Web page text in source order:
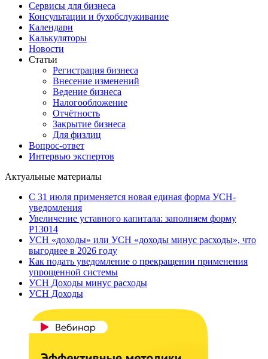
Сервисы для бизнеса
Консультации и бухобслуживание
Календари
Калькуляторы
Новости
Статьи
Регистрация бизнеса
Внесение изменений
Ведение бизнеса
Налогообложение
Отчётность
Закрытие бизнеса
Для физлиц
Вопрос-ответ
Интервью экспертов
Актуальные материалы
С 31 июля применяется новая единая форма УСН-
уведомления
Увеличение уставного капитала: заполняем форму
Р13014
УСН «доходы» или УСН «доходы минус расходы», что
выгоднее в 2026 году
Как подать уведомление о прекращении применения
упрощенной системы
УСН Доходы минус расходы
УСН Доходы